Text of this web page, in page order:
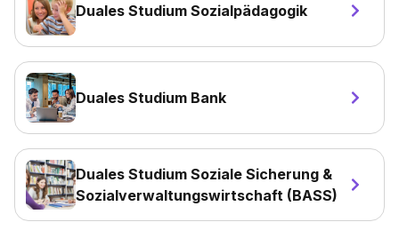
Duales Studium Sozialpädagogik
Duales Studium Bank
Duales Studium Soziale Sicherung &
Sozialverwaltungswirtschaft (BASS)